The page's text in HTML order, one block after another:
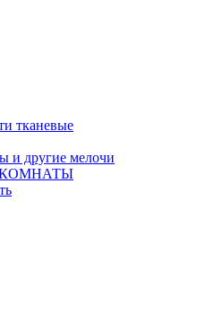
тканевые
и другие мелочи